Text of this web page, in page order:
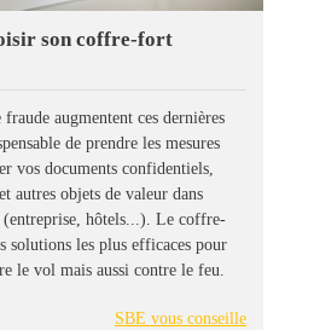
son coffre-fort
augmentent ces dernières
de prendre les mesures
vos documents confidentiels,
autres objets de valeur dans
(entreprise, hôtels...). Le coffre-
solutions les plus efficaces pour
le vol mais aussi contre le feu.
SBE vous conseille